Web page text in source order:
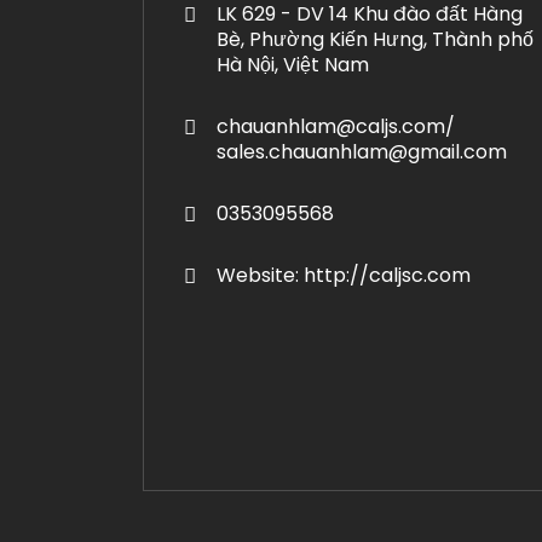
LK 629 - DV 14 Khu đào đất Hàng
Bè, Phường Kiến Hưng, Thành phố
Hà Nội, Việt Nam
chauanhlam@caljs.com/
sales.chauanhlam@gmail.com
0353095568
Website: http://caljsc.com